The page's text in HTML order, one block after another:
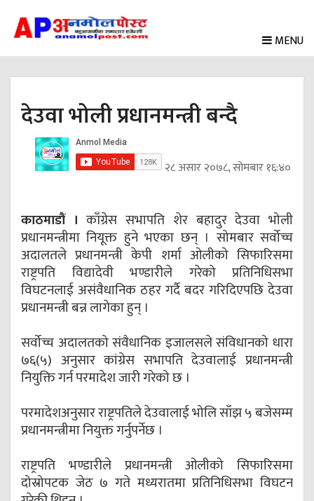
MENU
देउवा भोली प्रधानमन्त्री बन्दै
२८ असार २०७८, सोमबार १६:४०
काठमाडौं । काँग्रेस सभापति शेर बहादुर देउवा भोली
प्रधानमन्त्रीमा नियूक्त हुने भएका छन् । सोमबार सर्वोच्च
अदालतले प्रधानमन्त्री केपी शर्मा ओलीको सिफारिसमा
राष्ट्रपति विद्यादेवी भण्डारीले गरेको प्रतिनिधिसभा
विघटनलाई असंवैधानिक ठहर गर्दै बदर गरिदिएपछि देउवा
प्रधानमन्त्री बन्न लागेका हुन् ।
सर्वोच्च अदालतको संवैधानिक इजालसले संविधानको धारा
७६(५) अनुसार कांग्रेस सभापति देउवालाई प्रधानमन्त्री
नियुक्ति गर्न परमादेश जारी गरेको छ ।
परमादेशअनुसार राष्ट्रपतिले देउवालाई भोलि साँझ ५ बजेसम्म
प्रधानमन्त्रीमा नियुक्त गर्नुपर्नेछ ।
राष्ट्रपति भण्डारीले प्रधानमन्त्री ओलीको सिफारिसमा
दोस्रोपटक जेठ ७ गते मध्यरातमा प्रतिनिधिसभा विघटन